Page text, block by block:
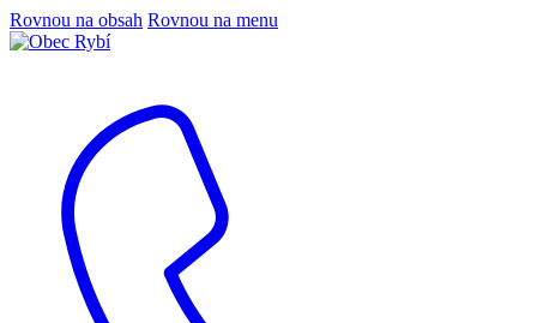
Rovnou na obsah Rovnou na menu